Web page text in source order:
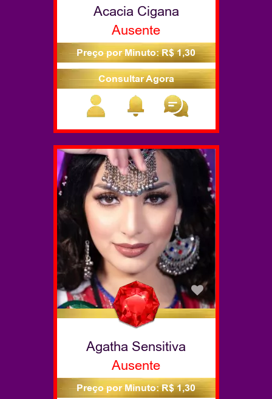
Acacia Cigana
Ausente
Preço por Minuto: R$ 1,30
Consultar Agora
Agatha Sensitiva
Ausente
Preço por Minuto: R$ 1,30